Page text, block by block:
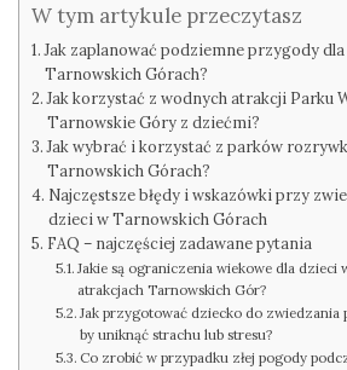
W tym artykule przeczytasz
Jak zaplanować podziemne przygody
Tarnowskich Górach?
Jak korzystać z wodnych atrakcji Parku
Tarnowskie Góry z dziećmi?
Jak wybrać i korzystać z parków
Tarnowskich Górach?
Najczęstsze błędy i wskazówki przy
dzieci w Tarnowskich Górach
FAQ – najczęściej zadawane pytania
Jakie są ograniczenia wiekowe dla dzieci
atrakcjach Tarnowskich Gór?
Jak przygotować dziecko do zwiedzania
by uniknąć strachu lub stresu?
Co zrobić w przypadku złej pogody